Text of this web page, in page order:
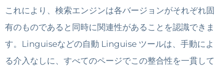
これにより、検索エンジンは各バージョンがそれぞれ固
有のものであると同時に関連性があることを認識できま
す。Linguiseなどの自動 Linguise ツールは、手動によ
る介入なしに、すべてのページでこの整合性を一貫して